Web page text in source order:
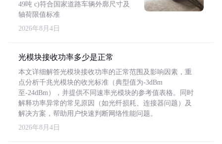
49吨 c)符合国家道路车辆外廓尺寸及
轴荷限值标准
2026年8月4日
光模块接收功率多少是正常
本文详细解答光模块接收功率的正常范围及影响因素，重
点分析千兆光模块的收光标准（典型值为-3dBm
至-24dBm），并提供不同速率光模块的参考值表格。同时
解释功率异常的常见原因（如光纤损耗、连接器问题）及
解决方案，帮助用户快速判断网络性能问题。
2026年8月4日